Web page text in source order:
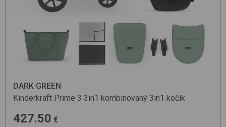
DARK GREEN
Kinderkraft Prime 3 3in1 kombinovaný 3in1 kočík
427.50 €